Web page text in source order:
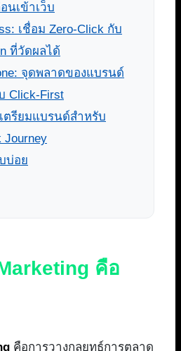
นเข้าเว็บ
เชื่อม Zero-Click กับ
ที่วัดผลได้
จุดพลาดของแบรนด์
Click-First
ตรียมแบรนด์สำหรับ
Journey
บ่อย
คือ
คือการวางกลยุทธ์การตลาด